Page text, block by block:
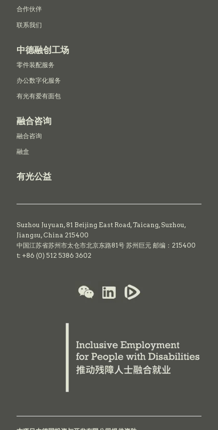
合作伙伴
联系我们
中德融创工场
零件装配服务
办公数字化服务
有光有爱有面包
融合咨询
融合咨询
融盒
有光公益
Suzhou Juyuan, 81 Beijing East Road,Taicang,Suzhou,
Jiangsu, China 215400
中国江苏省苏州市太仓市北京东路81号 苏州巨元 邮编：215400
t: +86 (0) 512 5386 3602